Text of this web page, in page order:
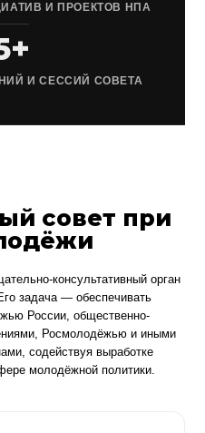
И ПРОЕКТОВ НПА
И СЕССИЙ СОВЕТА
совет при
консультативный орган
задача — обеспечивать
России, общественно-
Росмолодёжью и иными
содействуя выработке
молодёжной политики.